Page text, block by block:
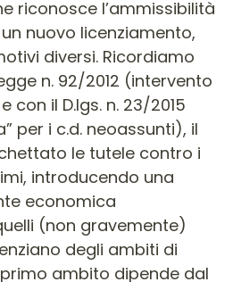
riconosce l’ammissibilità
nuovo licenziamento,
diversi. Ricordiamo
n. 92/2012 (intervento
con il D.lgs. n. 23/2015
per i c.d. neoassunti), il
le tutele contro i
introducendo una
economica
(non gravemente)
degli ambiti di
ambito dipende dal